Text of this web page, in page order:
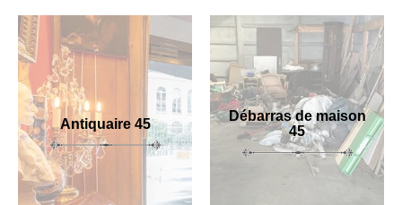
Antiquaire 45
Débarras de maison
45